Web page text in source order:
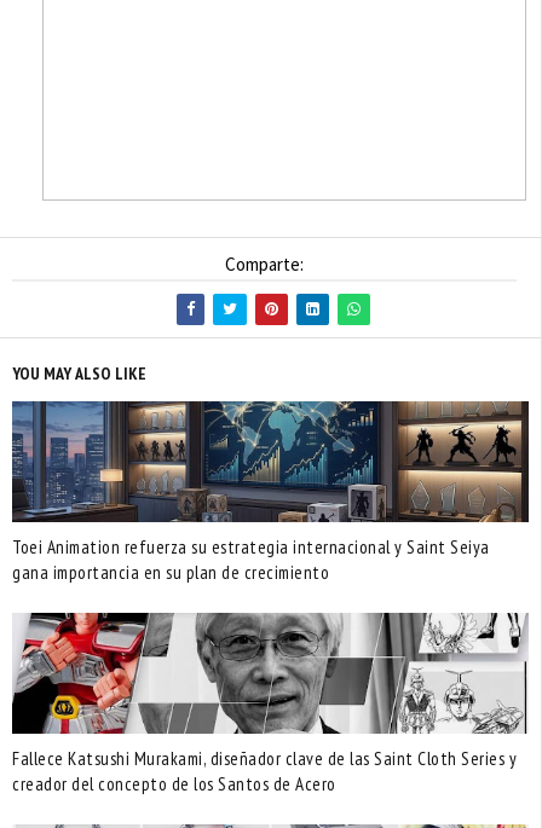
Comparte:
YOU MAY ALSO LIKE
Toei Animation refuerza su estrategia internacional y Saint Seiya
gana importancia en su plan de crecimiento
Fallece Katsushi Murakami, diseñador clave de las Saint Cloth Series y
creador del concepto de los Santos de Acero